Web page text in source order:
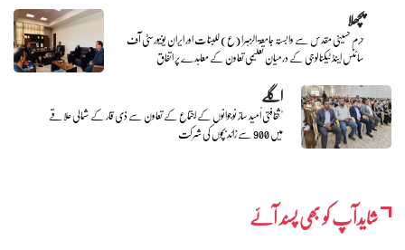
پچھلا
حرم حسینی مقدس سے وابستہ جامعۃ الزہرا (ع) للبنات اور ایران یونیورسٹی آف
سائنس اینڈ ٹیکنالوجی کے درمیان تعلیمی تعاون کے معاہدے پر اتفاق
اگلے
"ثقافتی اُمید ساز نوجوانوں کے اجتماع کے تعاون سے ذی قار کے شمالی علاقے
میں 900 سے زائد بچوں کی شرکت
شایدآپ کو بھی پسند آئے